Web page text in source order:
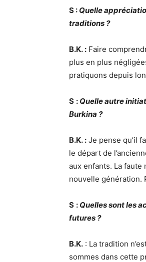
S : Quelle
traditions ?
B.K. : Faire
plus en plus
pratiquons depuis
S : Quelle autre
Burkina ?
B.K. : Je pense qu’il
le départ de
aux enfants. La
nouvelle génération.
S : Quelles sont les
futures ?
B.K. : La tradition
sommes dans cette